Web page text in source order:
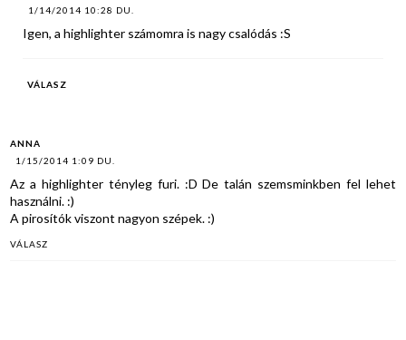
1/14/2014 10:28 DU.
Igen, a highlighter számomra is nagy csalódás :S
VÁLASZ
ANNA
1/15/2014 1:09 DU.
Az a highlighter tényleg furi. :D De talán szemsminkben fel lehet
használni. :)
A pirosítók viszont nagyon szépek. :)
VÁLASZ